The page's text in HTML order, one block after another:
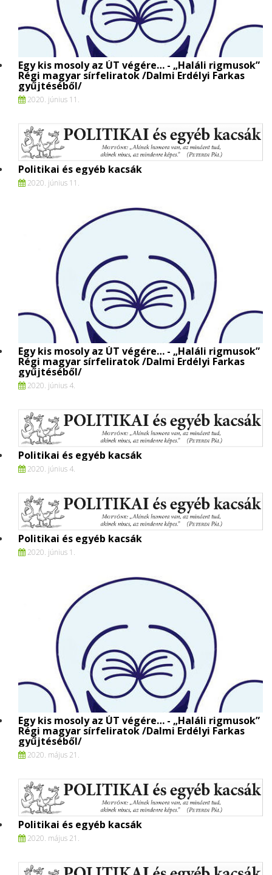
Egy kis mosoly az ÚT végére… - „Haláli rigmusok”
Régi magyar sírfeliratok /Dalmi Erdélyi Farkas
gyűjtéséből/
2020. június 11.
Politikai és egyéb kacsák
2020. június 11.
Egy kis mosoly az ÚT végére… - „Haláli rigmusok”
Régi magyar sírfeliratok /Dalmi Erdélyi Farkas
gyűjtéséből/
2020. június 4.
Politikai és egyéb kacsák
2020. június 4.
Politikai és egyéb kacsák
2020. június 1.
Egy kis mosoly az ÚT végére… - „Haláli rigmusok”
Régi magyar sírfeliratok /Dalmi Erdélyi Farkas
gyűjtéséből/
2020. május 21.
Politikai és egyéb kacsák
2020. május 21.